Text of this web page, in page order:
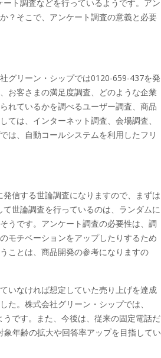
ト調査などを行っているようです。アン
？そこで、アンケート調査の意義と必要
グリーン・シップでは0120-659-437を発
お客さまの満足度調査、どのような企業
れているかを調べるユーザー調査、商品
は、インターネット調査、会場調査、
は、自動コールシステムを利用したフリ
信する世論調査になりますので、まずは
世論調査を行っているのは、ランダムに
うです。アンケート調査の必要性は、調
モチベーションをアップしたりするため
ことは、商品開発の参考になりますの
いなければ想定していた売り上げを達成
。株式会社グリーン・シップでは、
です。また、今後は、従来の固定電話だ
年齢の拡大や回答率アップを目指してい